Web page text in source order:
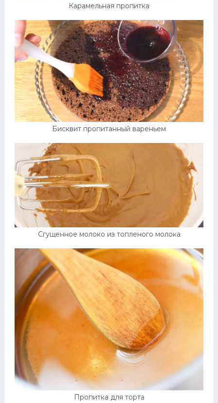
Карамельная пропитка
Бисквит пропитанный вареньем
Сгущенное молоко из топленого молока
Пропитка для торта